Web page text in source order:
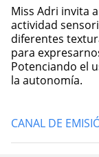
Miss Adri invita a los niños y a las niñas a realizar una
actividad
diferentes
para
Potenciando el
la autonomía.
CANAL DE